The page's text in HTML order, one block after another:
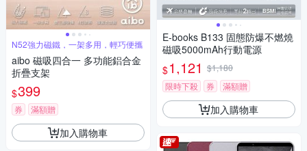
N52強力磁鐵，一架多用，輕巧便攜
aibo 磁吸四合一 多功能鋁合金
折疊支架
$399
券 滿額贈
加入購物車
E-books B133 固態防爆不燃燒
磁吸5000mAh行動電源
$1,121 $1,180
限時下殺
券 滿額贈
加入購物車